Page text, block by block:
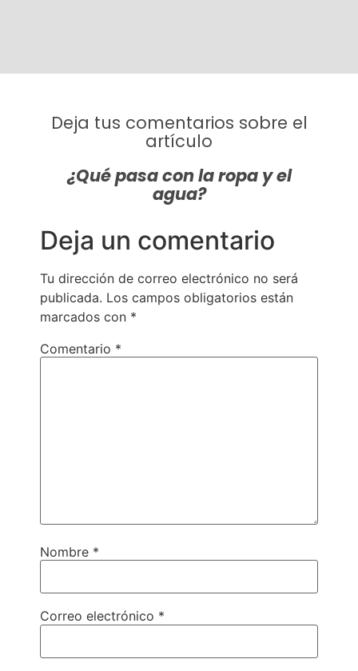
Deja tus comentarios sobre el
artículo
¿Qué pasa con la ropa y el
agua?
Deja un comentario
Tu dirección de correo electrónico no será
publicada. Los campos obligatorios están
marcados con *
Comentario *
Nombre *
Correo electrónico *